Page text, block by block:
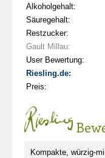
Alkoholgehalt:
Säuregehalt:
Restzucker:
Gault Millau:
User Bewertung:
Riesling.de:
Preis:
Kompakte, würzig-